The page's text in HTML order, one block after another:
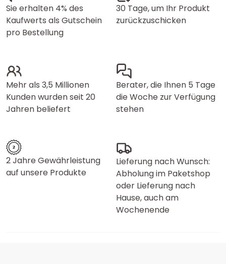
Sie erhalten 4% des
Kaufwerts als Gutschein
pro Bestellung
30 Tage, um Ihr Produkt
zurückzuschicken
Mehr als 3,5 Millionen
Kunden wurden seit 20
Jahren beliefert
Berater, die Ihnen 5 Tage
die Woche zur Verfügung
stehen
2 Jahre Gewährleistung
auf unsere Produkte
Lieferung nach Wunsch:
Abholung im Paketshop
oder Lieferung nach
Hause, auch am
Wochenende